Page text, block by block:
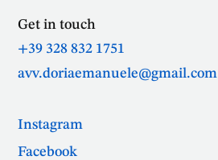
Get in touch
+39 328 832 1751
avv.doriaemanuele@gmail.com
Instagram
Facebook